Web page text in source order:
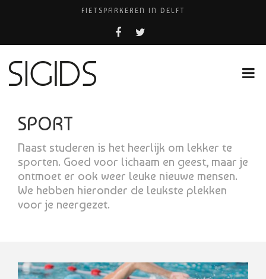
FIETSPARKEREN IN DELFT
PIZZERIA POMPEÏ ￼
BELEEF DE MAGIE VAN FILM BIJ KINEPOLIS
SPORT
Naast studeren is het heerlijk om lekker te
sporten. Goed voor lichaam en geest, maar je
ontmoet er ook weer leuke nieuwe mensen.
We hebben hieronder de leukste plekken
voor je neergezet.